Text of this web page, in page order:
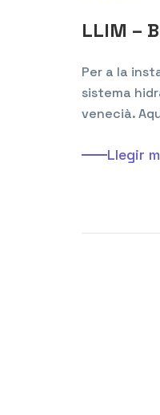
LLIM –
Per a la
sistema
venecià.
Llegir